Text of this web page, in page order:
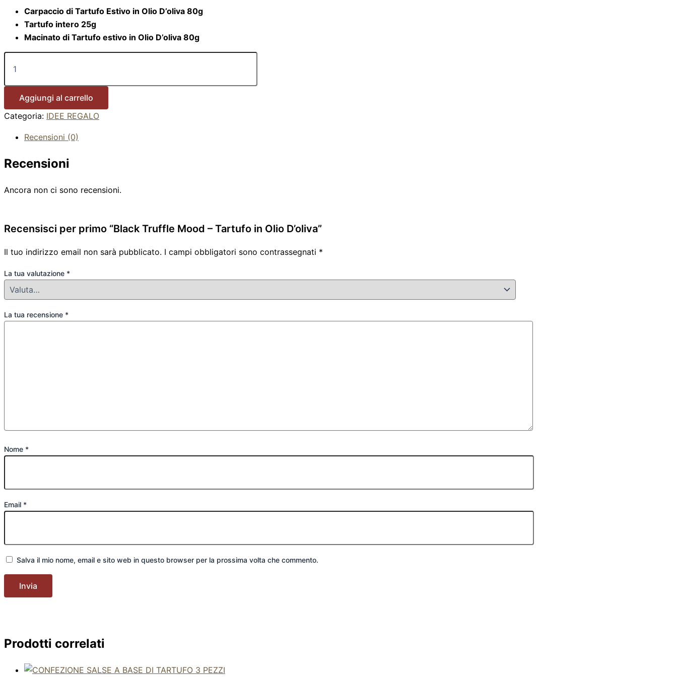
Carpaccio di Tartufo Estivo in Olio D’oliva 80g
Tartufo intero 25g
Macinato di Tartufo estivo in Olio D’oliva 80g
Aggiungi al carrello
Categoria: IDEE REGALO
Recensioni (0)
Recensioni
Ancora non ci sono recensioni.
Recensisci per primo “Black Truffle Mood – Tartufo in Olio D’oliva”
Il tuo indirizzo email non sarà pubblicato. I campi obbligatori sono contrassegnati *
La tua valutazione *
La tua recensione *
Nome *
Email *
Salva il mio nome, email e sito web in questo browser per la prossima volta che commento.
Prodotti correlati